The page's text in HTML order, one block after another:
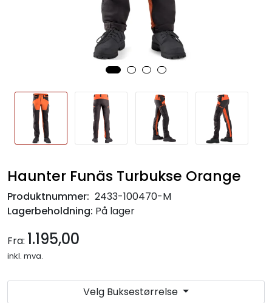
Haunter Funäs Turbukse Orange
Produktnummer: 2433-100470-M
Lagerbeholdning: På lager
Fra: 1.195,00
inkl. mva.
Velg Buksestørrelse